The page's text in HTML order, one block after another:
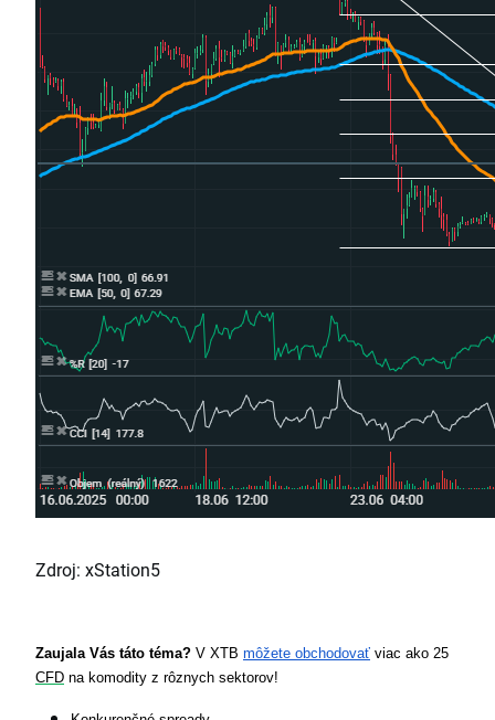
Zdroj: xStation5
Zaujala Vás táto téma? V XTB môžete obchodovať
CFD na komodity z rôznych sektorov!